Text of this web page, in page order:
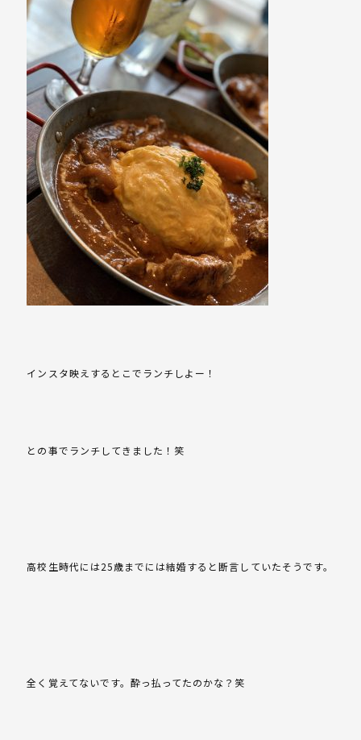
インスタ映えするとこでランチしよー！
との事でランチしてきました！笑
高校生時代には25歳までには結婚すると断言していたそうです。
全く覚えてないです。酔っ払ってたのかな？笑